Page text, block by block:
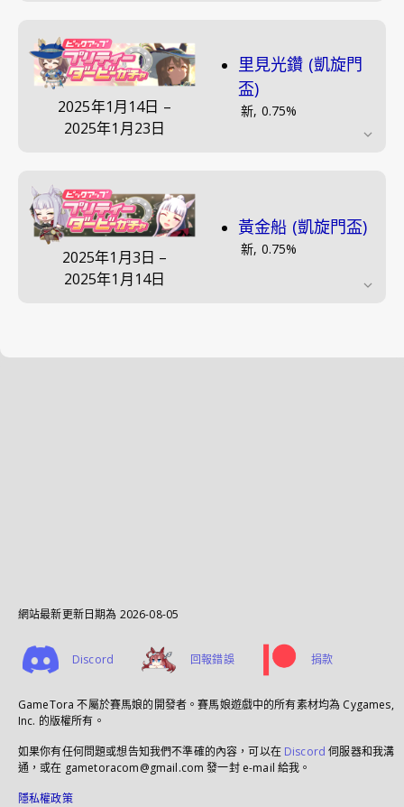
2025年1月14日 –
2025年1月23日
里見光鑽 (凱旋門
盃)
新, 0.75%
2025年1月3日 –
2025年1月14日
黃金船 (凱旋門盃)
新, 0.75%
網站最新更新日期為 2026-08-05
Discord 回報錯誤 捐款
GameTora 不屬於賽馬娘的開發者。賽馬娘遊戲中的所有素材均為 Cygames,
Inc. 的版權所有。
如果你有任何問題或想告知我們不準確的內容，可以在 Discord 伺服器和我溝
通，或在 gametoracom@gmail.com 發一封 e-mail 給我。
隱私權政策